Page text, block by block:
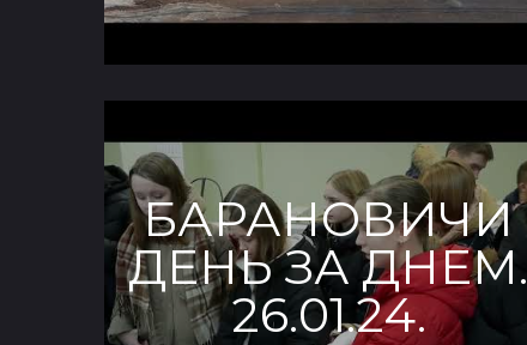
БАРАНОВИЧИ
ДЕНЬ ЗА ДНЕМ.
26.01.24.